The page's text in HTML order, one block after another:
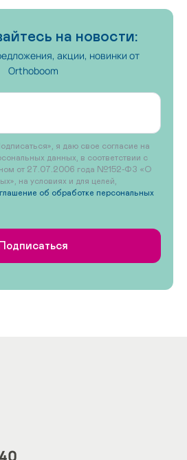
на новости:
акции, новинки от
Orthoboom
я даю свое согласие на
данных, в соответствии с
от 27.07.2006 года №152-ФЗ «О
на условиях и для целей,
об обработке персональных
Подписаться